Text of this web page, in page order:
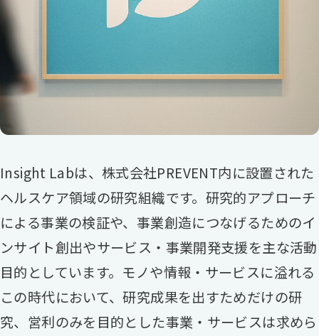
Insight Labは、株式会社PREVENT内に設置された
ヘルスケア領域の研究組織です。研究的アプローチ
による事業の検証や、事業創造につなげるためのイ
ンサイト創出やサービス・事業開発支援を主な活動
目的としています。モノや情報・サービスに溢れる
この時代において、研究成果を出すためだけの研
究、営利のみを目的とした事業・サービスは求めら